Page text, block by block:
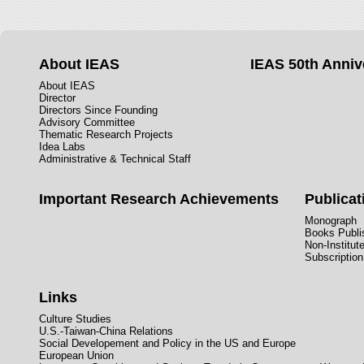
About IEAS
About IEAS
Director
Directors Since Founding
Advisory Committee
Thematic Research Projects
Idea Labs
Administrative & Technical Staff
IEAS 50th
Important Research Achievements
Monograph
Books
Non-
Links
Culture Studies
U.S.-Taiwan-China Relations
Social Developement and Policy in the US and Europe
European Union